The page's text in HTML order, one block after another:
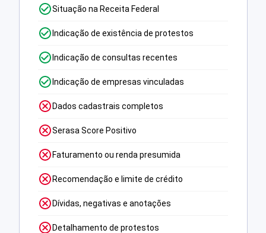
Situação na Receita Federal
Indicação de existência de protestos
Indicação de consultas recentes
Indicação de empresas vinculadas
Dados cadastrais completos
Serasa Score Positivo
Faturamento ou renda presumida
Recomendação e limite de crédito
Dívidas, negativas e anotações
Detalhamento de protestos